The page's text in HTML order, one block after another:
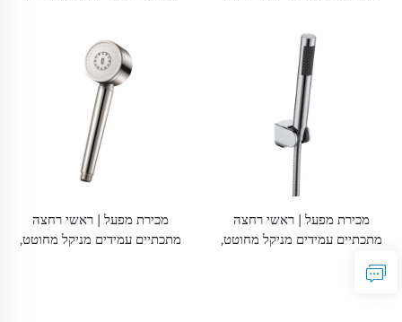
מכירת מפעל | ראשי רחצה
מתכתיים עמידים מניקל מחוטט,
וניידים עם נווזלים סיליקוניים
מכירת מפעל | ראשי רחצה
מתכתיים עמידים מניקל מחוטט,